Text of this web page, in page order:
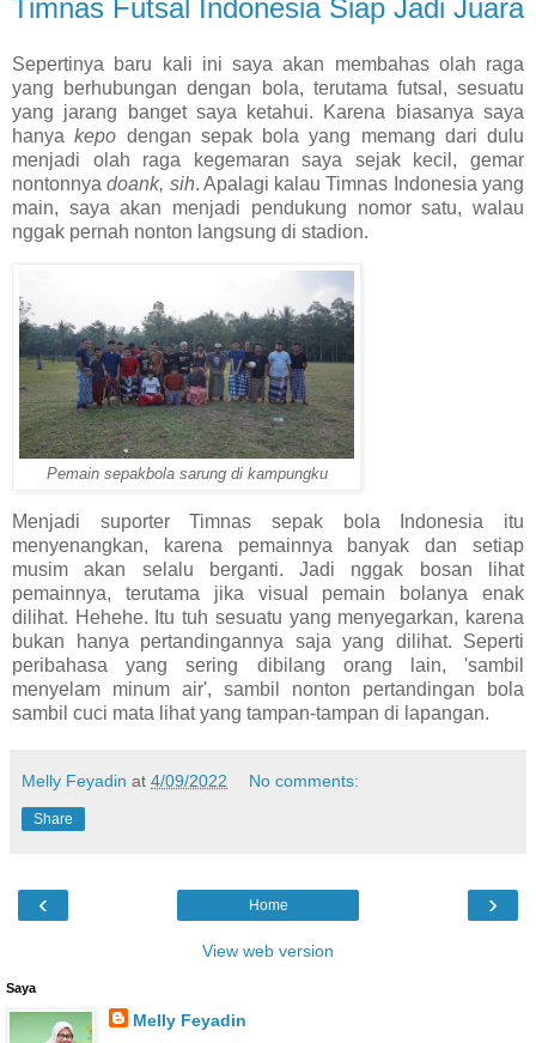
Timnas Futsal Indonesia Siap Jadi Juara
Sepertinya baru kali ini saya akan membahas olah raga
yang berhubungan dengan bola, terutama futsal, sesuatu
yang jarang banget saya ketahui. Karena biasanya saya
hanyakepo dengan sepak bola yang memang dari dulu
menjadi olah raga kegemaran saya sejak kecil, gemar
nontonnyadoank, sih. Apalagi kalau Timnas Indonesia yang
main, saya akan menjadi pendukung nomor satu, walau
nggak pernah nonton langsung di stadion.
Pemain sepakbola sarung di kampungku
Menjadi suporter Timnas sepak bola Indonesia itu
menyenangkan, karena pemainnya banyak dan setiap
musim akan selalu berganti. Jadi nggak bosan lihat
pemainnya, terutama jika visual pemain bolanya enak
dilihat. Hehehe. Itu tuh sesuatu yang menyegarkan, karena
bukan hanya pertandingannya saja yang dilihat. Seperti
peribahasa yang sering dibilang orang lain, 'sambil
menyelam minum air', sambil nonton pertandingan bola
sambil cuci mata lihat yang tampan-tampan di lapangan.
Melly Feyadin at 4/09/2022 No comments:
Share
‹ ›
Home
View web version
Saya
Melly Feyadin